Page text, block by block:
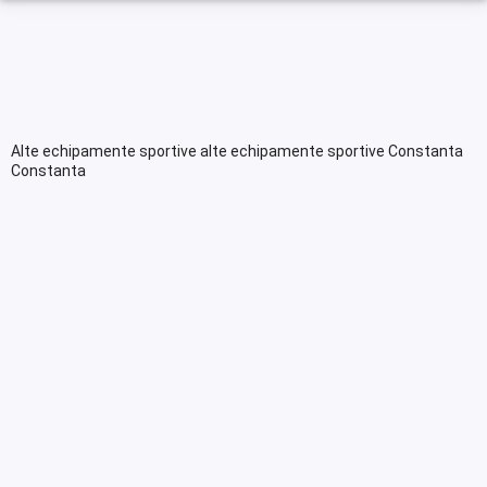
Alte echipamente sportive alte echipamente sportive Constanta
Constanta